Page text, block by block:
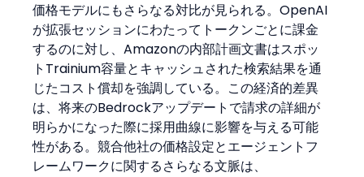
価格モデルにもさらなる対比が見られる。OpenAI
が拡張セッションにわたってトークンごとに課金
するのに対し、Amazonの内部計画文書はスポッ
トTrainium容量とキャッシュされた検索結果を通
じたコスト償却を強調している。この経済的差異
は、将来のBedrockアップデートで請求の詳細が
明らかになった際に採用曲線に影響を与える可能
性がある。競合他社の価格設定とエージェントフ
レームワークに関するさらなる文脈は、